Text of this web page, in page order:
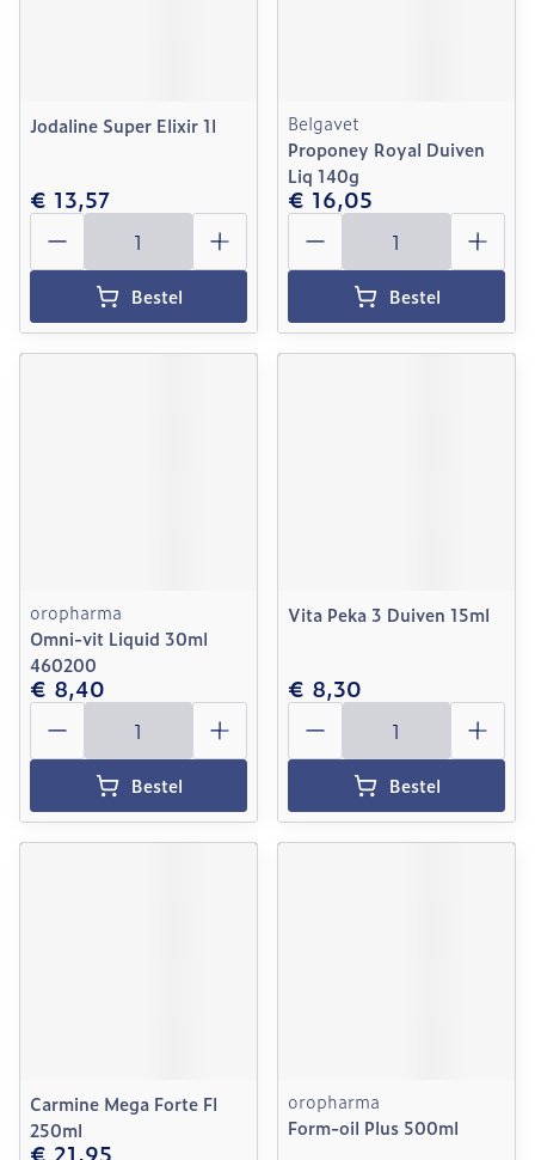
Jodaline Super Elixir 1l
€ 13,57
Aantal
Bestel
Belgavet
Proponey Royal Duiven
Liq 140g
€ 16,05
Aantal
Bestel
oropharma
Omni-vit Liquid 30ml
460200
€ 8,40
Aantal
Bestel
Vita Peka 3 Duiven 15ml
€ 8,30
Aantal
Bestel
Carmine Mega Forte Fl
250ml
€ 21,95
oropharma
Form-oil Plus 500ml